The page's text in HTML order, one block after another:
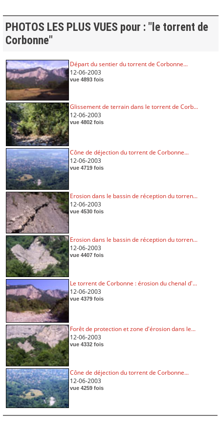
PHOTOS LES PLUS VUES pour : "le torrent de
Corbonne"
Départ du sentier du torrent de Corbonne...
12-06-2003
vue 4893 fois
Glissement de terrain dans le torrent de Corb...
12-06-2003
vue 4802 fois
Cône de déjection du torrent de Corbonne...
12-06-2003
vue 4719 fois
Erosion dans le bassin de réception du torren...
12-06-2003
vue 4530 fois
Erosion dans le bassin de réception du torren...
12-06-2003
vue 4407 fois
Le torrent de Corbonne : érosion du chenal d'...
12-06-2003
vue 4379 fois
Forêt de protection et zone d'érosion dans le...
12-06-2003
vue 4332 fois
Cône de déjection du torrent de Corbonne...
12-06-2003
vue 4259 fois